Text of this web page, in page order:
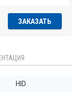
ЗАКАЗАТЬ
HID